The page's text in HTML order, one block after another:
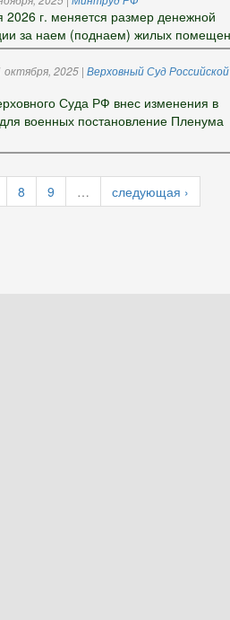
2026 г. меняется размер денежной
за наем (поднаем) жилых
2025| Верховный Суд Российской
Суда РФ внес изменения в
военных постановление Пленума
8 9 …
следующая ›